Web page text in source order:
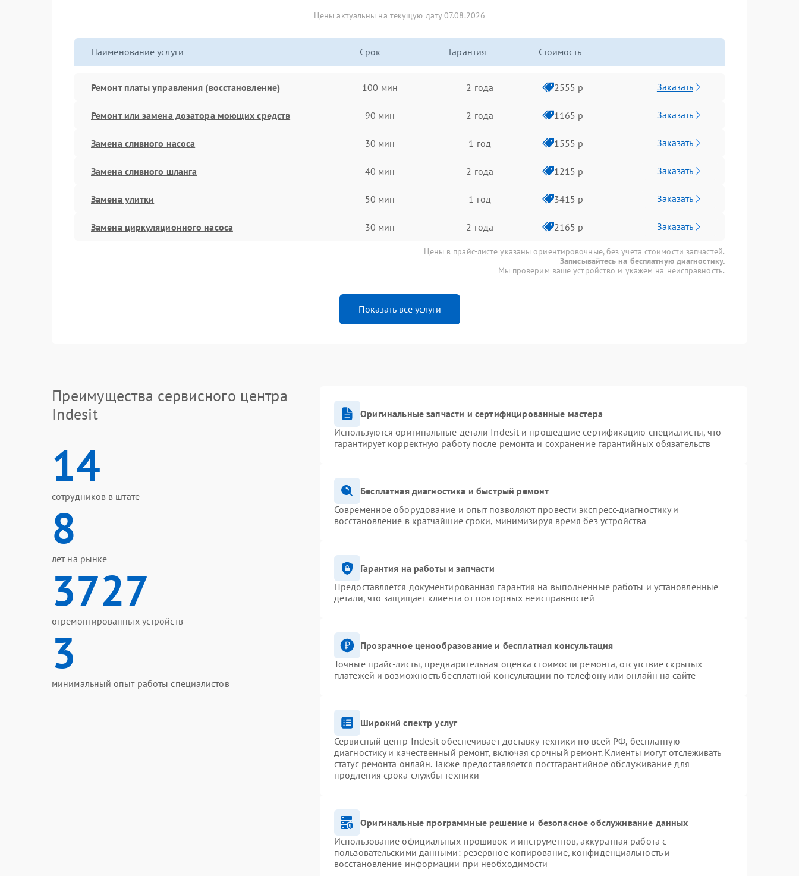
Цены актуальны на текущую дату 07.08.2026
Наименование услуги Срок Гарантия Стоимость
Ремонт платы управления (восстановление) 100 мин 2 года 2555 р Заказать
Ремонт или замена дозатора моющих средств 90 мин 2 года 1165 р Заказать
Замена сливного насоса 30 мин 1 год 1555 р Заказать
Замена сливного шланга 40 мин 2 года 1215 р Заказать
Замена улитки 50 мин 1 год 3415 р Заказать
Замена циркуляционного насоса 30 мин 2 года 2165 р Заказать
Цены в прайс-листе указаны ориентировочные, без учета стоимости запчастей.
Записывайтесь на бесплатную диагностику.
Мы проверим ваше устройство и укажем на неисправность.
Показать все услуги
Преимущества сервисного центра
Indesit
14
сотрудников в штате
8
лет на рынке
3727
отремонтированных устройств
3
минимальный опыт работы специалистов
Оригинальные запчасти и сертифицированные мастера
Используются оригинальные детали Indesit и прошедшие сертификацию специалисты, что
гарантирует корректную работу после ремонта и сохранение гарантийных обязательств
Бесплатная диагностика и быстрый ремонт
Современное оборудование и опыт позволяют провести экспресс-диагностику и
восстановление в кратчайшие сроки, минимизируя время без устройства
Гарантия на работы и запчасти
Предоставляется документированная гарантия на выполненные работы и установленные
детали, что защищает клиента от повторных неисправностей
Прозрачное ценообразование и бесплатная консультация
Точные прайс-листы, предварительная оценка стоимости ремонта, отсутствие скрытых
платежей и возможность бесплатной консультации по телефону или онлайн на сайте
Широкий спектр услуг
Сервисный центр Indesit обеспечивает доставку техники по всей РФ, бесплатную
диагностику и качественный ремонт, включая срочный ремонт. Клиенты могут отслеживать
статус ремонта онлайн. Также предоставляется постгарантийное обслуживание для
продления срока службы техники
Оригинальные программные решение и безопасное обслуживание данных
Использование официальных прошивок и инструментов, аккуратная работа с
пользовательскими данными: резервное копирование, конфиденциальность и
восстановление информации при необходимости